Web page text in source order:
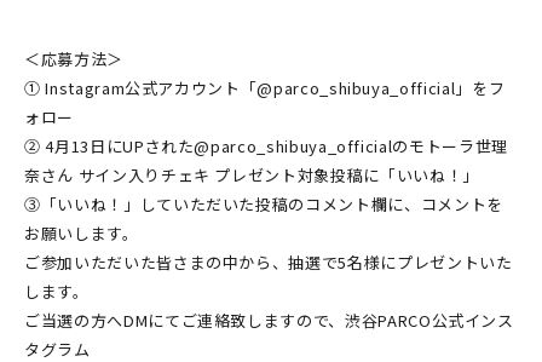
＜応募方法＞
① Instagram公式アカウント「@parco_shibuya_official」をフ
ォロー
② 4月13日にUPされた@parco_shibuya_officialのモトーラ世理
奈さん サイン入りチェキ プレゼント対象投稿に「いいね！」
③「いいね！」していただいた投稿のコメント欄に、コメントを
お願いします。
ご参加いただいた皆さまの中から、抽選で5名様にプレゼントいた
します。
ご当選の方へDMにてご連絡致しますので、渋谷PARCO公式インス
タグラム